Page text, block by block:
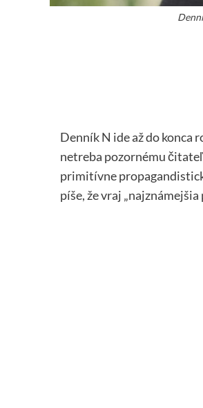
Denník N ide až do konca
netreba pozornému
primitívne
píše, že vraj